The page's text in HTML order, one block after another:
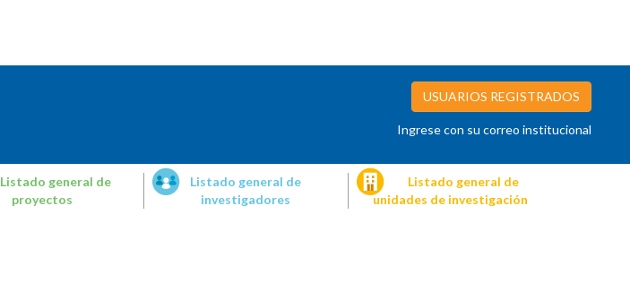
USUARIOS REGISTRADOS
Ingrese con su correo institucional
Listado general de
proyectos
Listado general de
investigadores
Listado general de
unidades de investigación